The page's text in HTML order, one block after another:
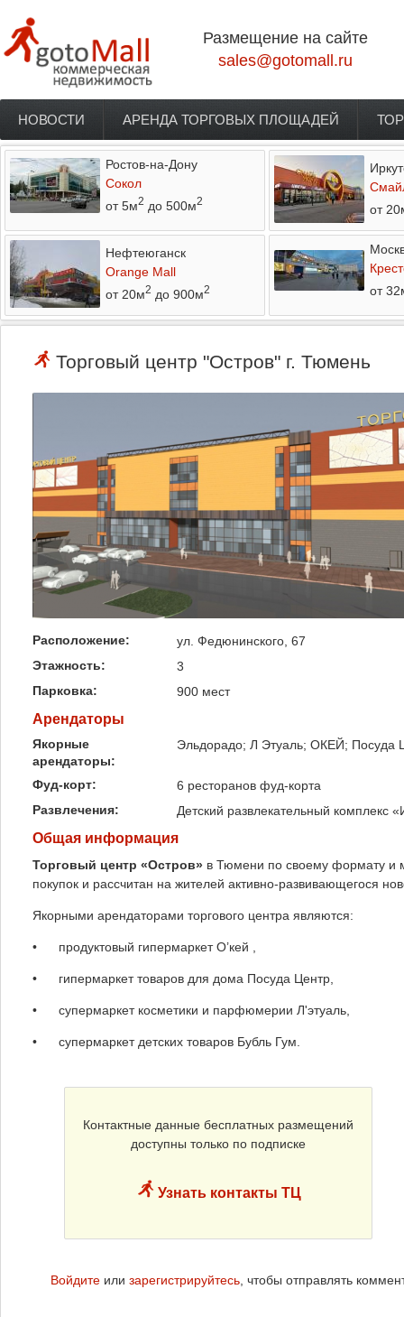
Размещение на сайте
sales@gotomall.ru
Главное меню
НОВОСТИ АРЕНДА ТОРГОВЫХ ПЛОЩАДЕЙ
Ростов-на-Дону
Сокол
от 5м2 до 500м2
от
Нефтеюганск
Orange Mall
от 20м2 до 900м2
от
Торговый центр "Остров" г. Тюмень
Расположение:
ул. Федюнинского, 67
Этажность:
3
Парковка:
900 мест
Арендаторы
Якорные
арендаторы:
Эльдорадо; Л Этуаль; ОКЕЙ; Посуда
Фуд-корт:
6 ресторанов фуд-корта
Развлечения:
Детский развлекательный комплекс
Общая информация
Торговый центр «Остров» в Тюмени по своему формату и
покупок и рассчитан на жителей активно-развивающегося
Якорными арендаторами торгового центра являются:
• продуктовый гипермаркет O’кей ,
• гипермаркет товаров для дома Посуда Центр,
• супермаркет косметики и парфюмерии Л'этуаль,
• супермаркет детских товаров Бубль Гум.
Контактные данные бесплатных размещений
доступны только по подписке
Узнать контакты ТЦ
Войдите или зарегистрируйтесь , чтобы отправлять